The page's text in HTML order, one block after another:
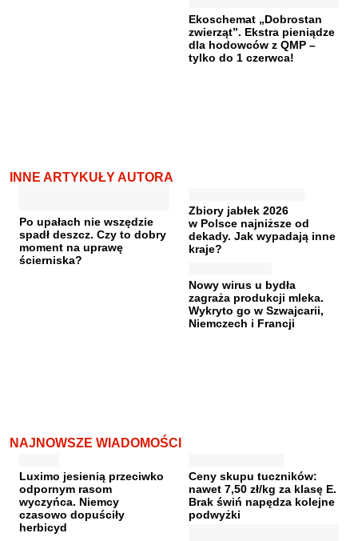
Ekoschemat „Dobrostan
zwierząt”. Ekstra pieniądze
dla hodowców z QMP –
tylko do 1 czerwca!
INNE ARTYKUŁY AUTORA
Po upałach nie wszędzie
spadł deszcz. Czy to dobry
moment na uprawę
ścierniska?
Zbiory jabłek 2026
w Polsce najniższe od
dekady. Jak wypadają inne
kraje?
Nowy wirus u bydła
zagraża produkcji mleka.
Wykryto go w Szwajcarii,
Niemczech i Francji
NAJNOWSZE WIADOMOŚCI
Luximo jesienią przeciwko
odpornym rasom
wyczyńca. Niemcy
czasowo dopuściły
herbicyd
Ceny skupu tuczników:
nawet 7,50 zł/kg za klasę E.
Brak świń napędza kolejne
podwyżki